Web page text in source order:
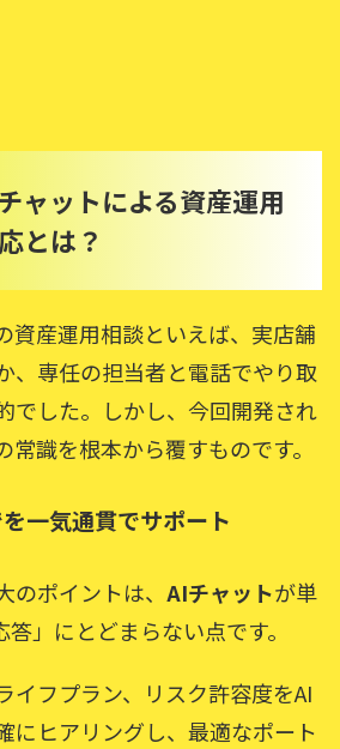
ャットによる資産運用
とは？
資産運用相談といえば、実店舗
、専任の担当者と電話でやり取
でした。しかし、今回開発され
常識を根本から覆すものです。
一気通貫でサポート
ポイントは、 AIチャットが単
」にとどまらない点です。
イフプラン、リスク許容度をAI
にヒアリングし、最適なポート